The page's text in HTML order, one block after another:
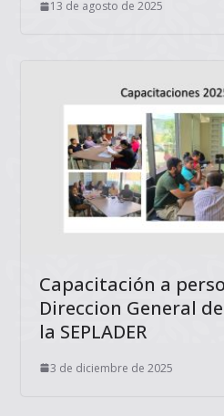
13 de agosto de 2025
Capacitación a
Direccion General
la SEPLADER
3 de diciembre de 2025